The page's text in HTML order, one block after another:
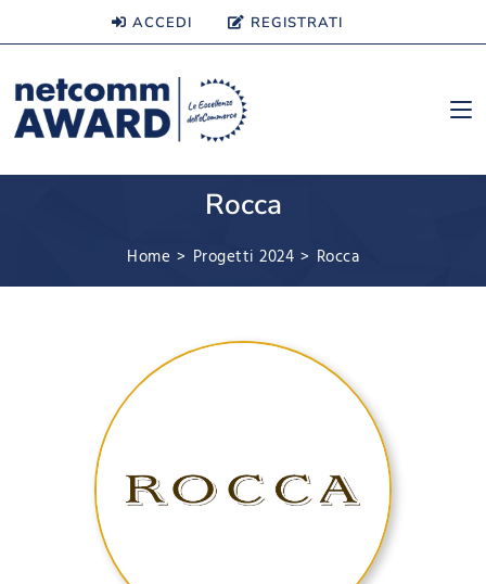
ACCEDI REGISTRATI
Rocca
Home > Progetti 2024 > Rocca